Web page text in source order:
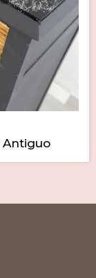
Antiguo